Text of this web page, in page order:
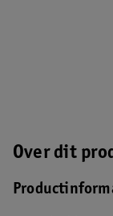
Over dit